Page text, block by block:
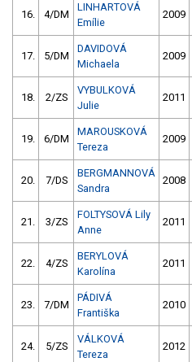
16. 4/DM
LINHARTOVÁ
Emílie
2009
17. 5/DM
DAVIDOVÁ
Michaela
2009
18. 2/ZS
VYBULKOVÁ
Julie
2011
19. 6/DM
MAROUSKOVÁ
Tereza
2009
20. 7/DS
BERGMANNOVÁ
Sandra
2008
21. 3/ZS
FOLTYSOVÁ Lily
Anne
2011
22. 4/ZS
BERYLOVÁ
Karolína
2011
23. 7/DM
PÁDIVÁ
Františka
2010
24. 5/ZS
VÁLKOVÁ
Tereza
2012